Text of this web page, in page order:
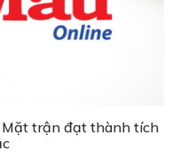
trận đạt thành tích